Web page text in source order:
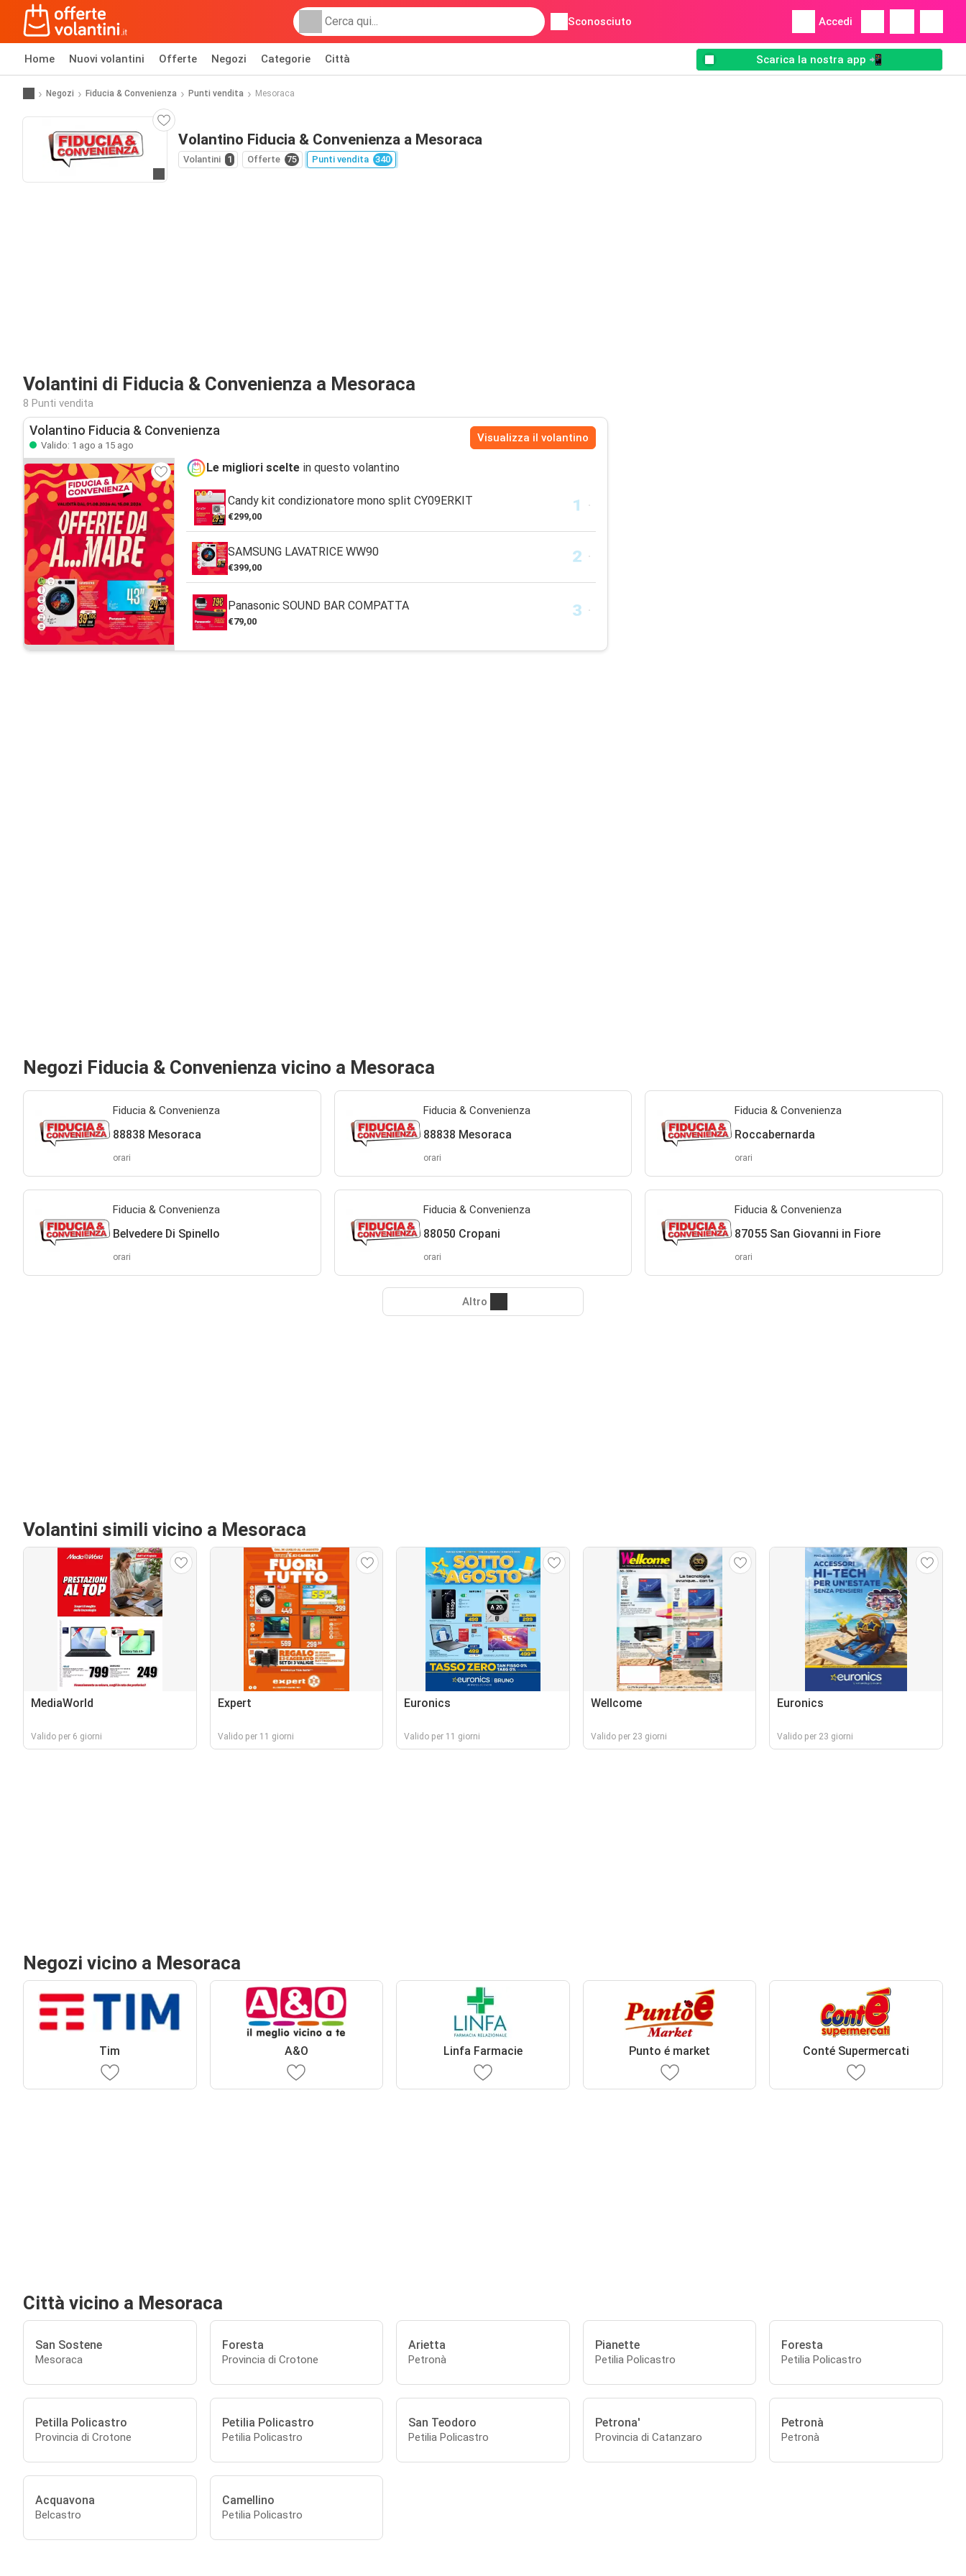
Sconosciuto Accedi
Home Nuovi volantini Offerte Negozi Categorie Città Scarica la nostra app 📲
Negozi Fiducia & Convenienza Punti vendita Mesoraca
Volantino Fiducia & Convenienza a Mesoraca
Volantini 1 Offerte 75 Punti vendita 340
Volantini di Fiducia & Convenienza a Mesoraca
8 Punti vendita
Volantino Fiducia & Convenienza
Valido: 1 ago a 15 ago
Visualizza il volantino
Le migliori scelte in questo volantino
Candy kit condizionatore mono split CY09ERKIT
€299,00
SAMSUNG LAVATRICE WW90
€399,00
Panasonic SOUND BAR COMPATTA
€79,00
Negozi Fiducia & Convenienza vicino a Mesoraca
Fiducia & Convenienza
88838 Mesoraca
orari
Fiducia & Convenienza
88838 Mesoraca
orari
Fiducia & Convenienza
Roccabernarda
orari
Fiducia & Convenienza
Belvedere Di Spinello
orari
Fiducia & Convenienza
88050 Cropani
orari
Fiducia & Convenienza
87055 San Giovanni in Fiore
orari
Altro
Volantini simili vicino a Mesoraca
MediaWorld
Valido per 6 giorni
Expert
Valido per 11 giorni
Euronics
Valido per 11 giorni
Wellcome
Valido per 23 giorni
Euronics
Valido per 23 giorni
Negozi vicino a Mesoraca
Tim A&O Linfa Farmacie Punto é market Conté Supermercati
Città vicino a Mesoraca
San Sostene
Mesoraca
Foresta
Provincia di Crotone
Arietta
Petronà
Pianette
Petilia Policastro
Foresta
Petilia Policastro
Petilla Policastro
Provincia di Crotone
Petilia Policastro
Petilia Policastro
San Teodoro
Petilia Policastro
Petrona'
Provincia di Catanzaro
Petronà
Petronà
Acquavona
Belcastro
Camellino
Petilia Policastro